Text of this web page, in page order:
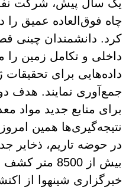
یک سال پیش، شرکت
چاه فوق‌العاده عمیق را
کرد. دانشمندان چینی
داخلی و تکامل زمین را
داده‌هایی برای تحقیقات
جمع‌آوری نمایند. هدف
برای منابع جدید مواد
نتیجه‌گیری‌ها همین
در حوضه تاریم، ذخایر
بیش از 8500